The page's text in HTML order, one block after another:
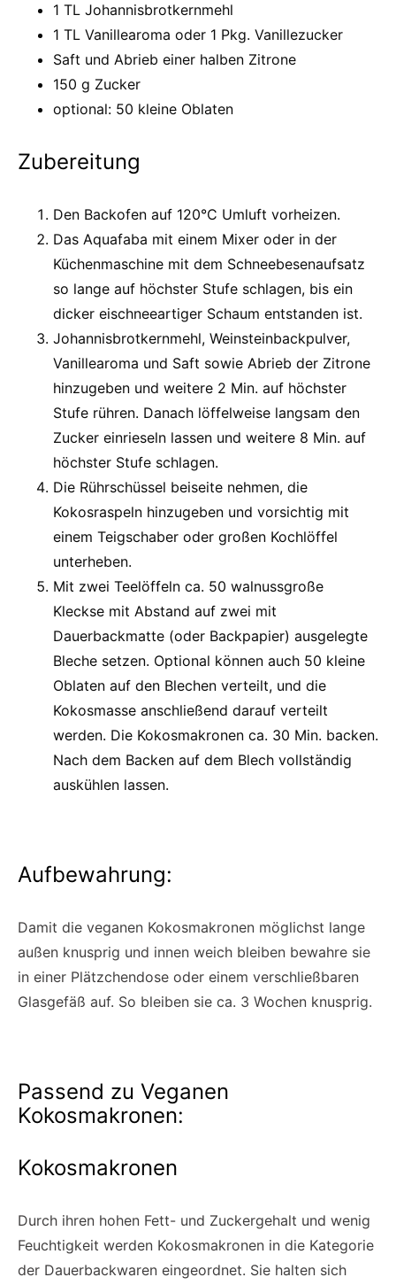
1 TL Johannisbrotkernmehl
1 TL Vanillearoma oder 1 Pkg. Vanillezucker
Saft und Abrieb einer halben Zitrone
150 g Zucker
optional: 50 kleine Oblaten
Zubereitung
Den Backofen auf 120°C Umluft vorheizen.
Das Aquafaba mit einem Mixer oder in der
Küchenmaschine mit dem Schneebesenaufsatz
so lange auf höchster Stufe schlagen, bis ein
dicker eischneeartiger Schaum entstanden ist.
Johannisbrotkernmehl, Weinsteinbackpulver,
Vanillearoma und Saft sowie Abrieb der Zitrone
hinzugeben und weitere 2 Min. auf höchster
Stufe rühren. Danach löffelweise langsam den
Zucker einrieseln lassen und weitere 8 Min. auf
höchster Stufe schlagen.
Die Rührschüssel beiseite nehmen, die
Kokosraspeln hinzugeben und vorsichtig mit
einem Teigschaber oder großen Kochlöffel
unterheben.
Mit zwei Teelöffeln ca. 50 walnussgroße
Kleckse mit Abstand auf zwei mit
Dauerbackmatte (oder Backpapier) ausgelegte
Bleche setzen. Optional können auch 50 kleine
Oblaten auf den Blechen verteilt, und die
Kokosmasse anschließend darauf verteilt
werden. Die Kokosmakronen ca. 30 Min. backen.
Nach dem Backen auf dem Blech vollständig
auskühlen lassen.
Aufbewahrung:
Damit die veganen Kokosmakronen möglichst lange
außen knusprig und innen weich bleiben bewahre sie
in einer Plätzchendose oder einem verschließbaren
Glasgefäß auf. So bleiben sie ca. 3 Wochen knusprig.
Passend zu Veganen
Kokosmakronen:
Kokosmakronen
Durch ihren hohen Fett- und Zuckergehalt und wenig
Feuchtigkeit werden Kokosmakronen in die Kategorie
der Dauerbackwaren eingeordnet. Sie halten sich